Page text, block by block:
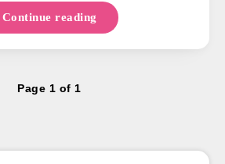
Continue reading
Page 1 of 1